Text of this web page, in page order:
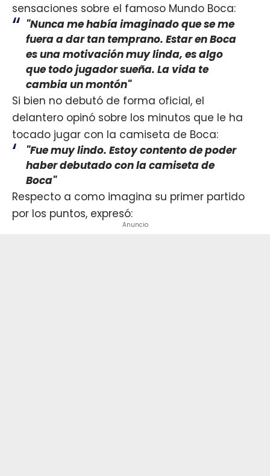
sensaciones sobre el famoso Mundo Boca:
"Nunca me había imaginado que se me
fuera a dar tan temprano. Estar en Boca
es una motivación muy linda, es algo
que todo jugador sueña. La vida te
cambia un montón"
Si bien no debutó de forma oficial, el
delantero opinó sobre los minutos que le ha
tocado jugar con la camiseta de Boca:
"Fue muy lindo. Estoy contento de poder
haber debutado con la camiseta de
Boca"
Respecto a como imagina su primer partido
por los puntos, expresó:
Anuncio